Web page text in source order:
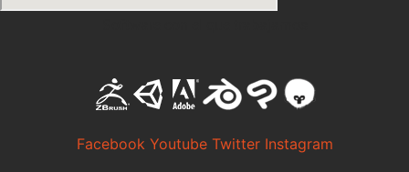
Facebook Youtube Twitter Instagram